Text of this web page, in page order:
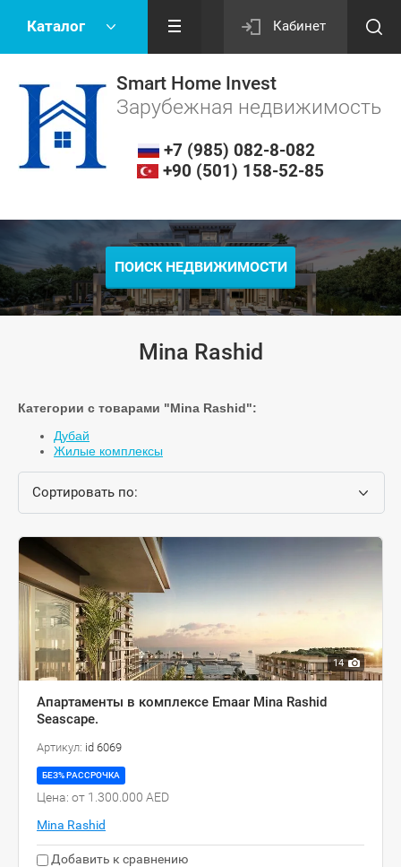
Каталог Кабинет
Smart Home Invest
Зарубежная недвижимость
+7 (985) 082-8-082
+90 (501) 158-52-85
ПОИСК НЕДВИЖИМОСТИ
Mina Rashid
Категории с товарами "Mina Rashid":
Дубай
Жилые комплексы
Сортировать по:
14
Апартаменты в комплексе Emaar Mina Rashid
Seascape.
Артикул: id 6069
БЕЗ% РАССРОЧКА
Цена: от 1.300.000 AED
Mina Rashid
Добавить к сравнению